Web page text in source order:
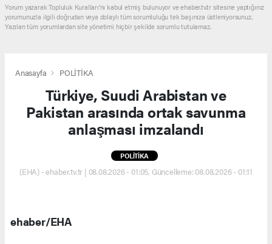
Yorum yazarak Topluluk Kuralları’nı kabul etmiş bulunuyor ve ehaber.tv.tr sitesine yaptığınız
yorumunuzla ilgili doğrudan veya dolaylı tüm sorumluluğu tek başınıza üstleniyorsunuz.
Yazılan tüm yorumlardan site yönetimi hiçbir şekilde sorumlu tutulamaz.
Anasayfa POLİTİKA
Türkiye, Suudi Arabistan ve
Pakistan arasında ortak savunma
anlaşması imzalandı
POLİTİKA
(EHA) - ehaber.tv.tr | 08.08.2026 - 01:05, Güncelleme: 08.08.2026 - 01:11
ehaber/EHA